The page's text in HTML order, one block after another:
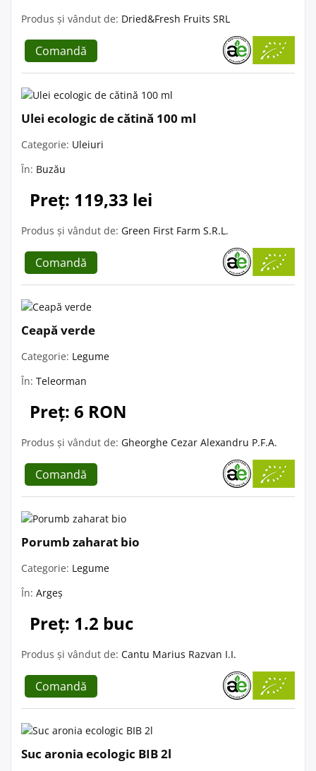
Produs și vândut de: Dried&Fresh Fruits SRL
Comandă
Ulei ecologic de cătină 100 ml
Categorie: Uleiuri
În: Buzău
Preț: 119,33 lei
Produs și vândut de: Green First Farm S.R.L.
Comandă
Ceapă verde
Categorie: Legume
În: Teleorman
Preț: 6 RON
Produs și vândut de: Gheorghe Cezar Alexandru P.F.A.
Comandă
Porumb zaharat bio
Categorie: Legume
În: Argeș
Preț: 1.2 buc
Produs și vândut de: Cantu Marius Razvan I.I.
Comandă
Suc aronia ecologic BIB 2l